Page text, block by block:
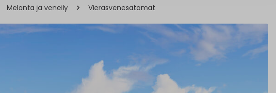
Melonta ja veneily Vierasvenesatamat